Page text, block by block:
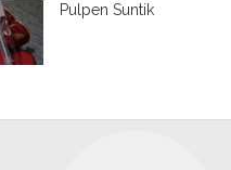
Pulpen Suntik